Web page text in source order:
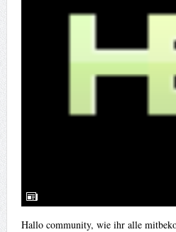
Hallo community, wie ihr alle